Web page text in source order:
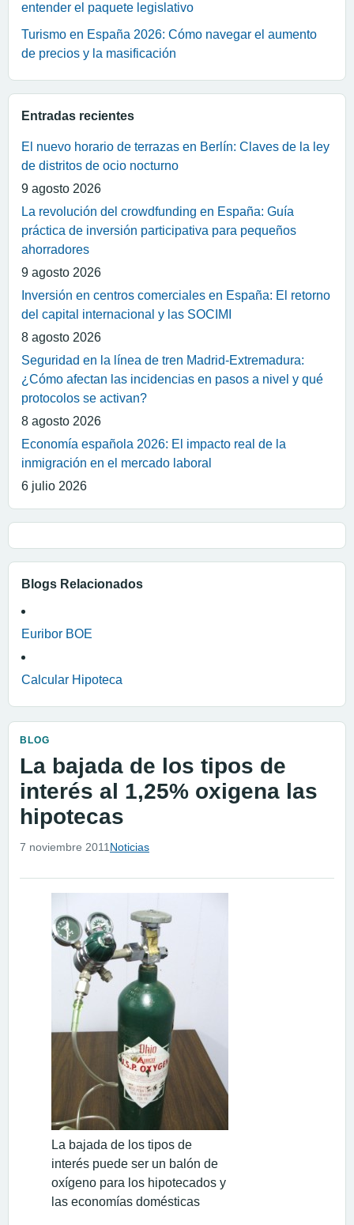
entender el paquete legislativo
Turismo en España 2026: Cómo navegar el aumento
de precios y la masificación
Entradas recientes
El nuevo horario de terrazas en Berlín: Claves de la ley
de distritos de ocio nocturno
9 agosto 2026
La revolución del crowdfunding en España: Guía
práctica de inversión participativa para pequeños
ahorradores
9 agosto 2026
Inversión en centros comerciales en España: El retorno
del capital internacional y las SOCIMI
8 agosto 2026
Seguridad en la línea de tren Madrid-Extremadura:
¿Cómo afectan las incidencias en pasos a nivel y qué
protocolos se activan?
8 agosto 2026
Economía española 2026: El impacto real de la
inmigración en el mercado laboral
6 julio 2026
Blogs Relacionados
Euribor BOE
Calcular Hipoteca
BLOG
La bajada de los tipos de
interés al 1,25% oxigena las
hipotecas
7 noviembre 2011 Noticias
La bajada de los tipos de
interés puede ser un balón de
oxígeno para los hipotecados y
las economías domésticas